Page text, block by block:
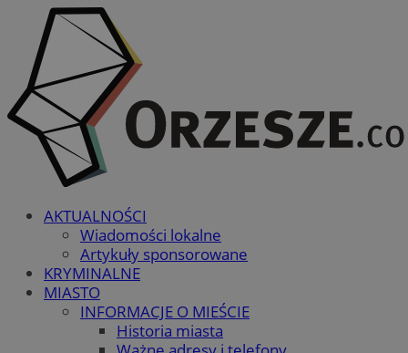
AKTUALNOŚCI
Wiadomości lokalne
Artykuły sponsorowane
KRYMINALNE
MIASTO
INFORMACJE O MIEŚCIE
Historia miasta